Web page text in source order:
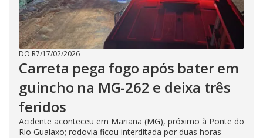
DO R7/17/02/2026
Carreta pega fogo após bater em
guincho na MG-262 e deixa três
feridos
Acidente aconteceu em Mariana (MG), próximo à Ponte do
Rio Gualaxo; rodovia ficou interditada por duas horas